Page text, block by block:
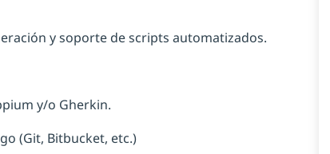
y soporte de scripts automatizados.
y/o Gherkin.
(Git, Bitbucket, etc.)